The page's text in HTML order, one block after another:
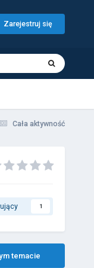
Zarejestruj się
Cała aktywność
1
temacie